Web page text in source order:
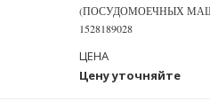
(ПОСУДОМОЕЧНЫХ
1528189028
Цену уточняйте
ЦЕНА